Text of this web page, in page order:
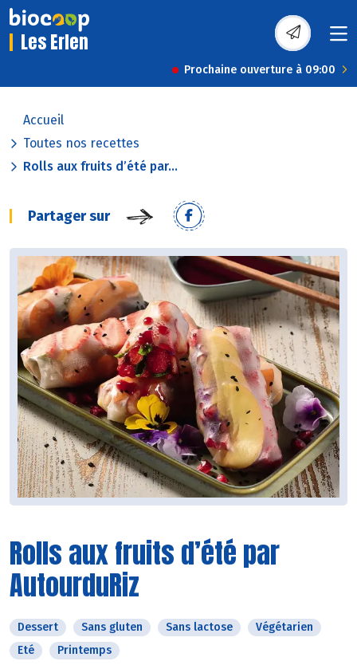
Les Erlen
Prochaine ouverture à 09:00
Accueil
Toutes nos recettes
Rolls aux fruits d’été par...
Partager sur
Rolls aux fruits d’été par
AutourduRiz
Dessert Sans gluten Sans lactose
Végétarien
Eté
Printemps